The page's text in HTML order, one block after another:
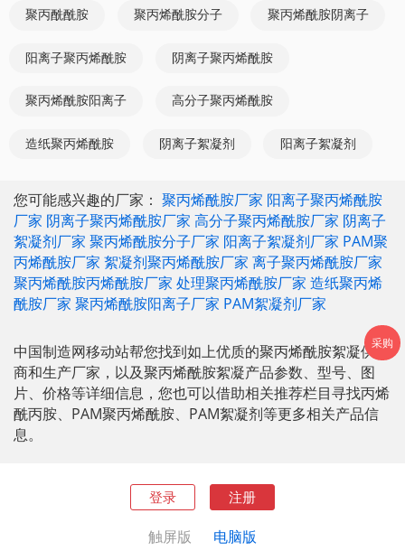
聚丙酰酰胺 聚丙烯酰胺分子 聚丙烯酰胺阴离子
阳离子聚丙烯酰胺 阴离子聚丙烯酰胺
聚丙烯酰胺阳离子 高分子聚丙烯酰胺
造纸聚丙烯酰胺 阴离子絮凝剂 阳离子絮凝剂
您可能感兴趣的厂家： 聚丙烯酰胺厂家 阳离子聚丙烯酰胺
厂家 阴离子聚丙烯酰胺厂家 高分子聚丙烯酰胺厂家 阴离子
絮凝剂厂家 聚丙烯酰胺分子厂家 阳离子絮凝剂厂家 PAM聚
丙烯酰胺厂家 絮凝剂聚丙烯酰胺厂家 离子聚丙烯酰胺厂家
聚丙烯酰胺丙烯酰胺厂家 处理聚丙烯酰胺厂家 造纸聚丙烯
酰胺厂家 聚丙烯酰胺阳离子厂家 PAM絮凝剂厂家
中国制造网移动站帮您找到如上优质的聚丙烯酰胺絮凝供应
商和生产厂家，以及聚丙烯酰胺絮凝产品参数、型号、图
片、价格等详细信息，您也可以借助相关推荐栏目寻找丙烯
酰丙胺、PAM聚丙烯酰胺、PAM絮凝剂等更多相关产品信
息。
采购
登录 注册
触屏版 电脑版